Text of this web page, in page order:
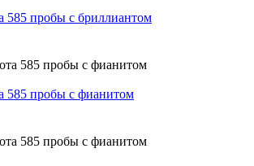
585 пробы с бриллиантом
585 пробы с фианитом